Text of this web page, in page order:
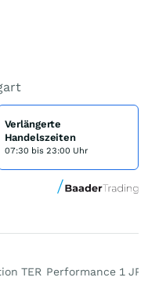
Verlängerte
Handelszeiten
07:30 bis 23:00 Uhr
TER Performance 1 J